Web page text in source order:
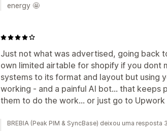
energy 🤩
Just not what was advertised, going back
own limited airtable for shopify if you dont
systems to its format and layout but using
working - and a painful AI bot... that keeps
them to do the work... or just go to Upwork
BREBIA (Peak PIM & SyncBase) deixou uma resposta